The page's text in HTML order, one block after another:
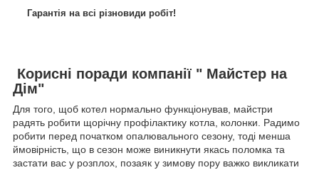
Гарантія на всі різновиди робіт!
Корисні поради компанії " Майстер на
Дім"
Для того, щоб котел нормально функціонував, майстри
радять робити щорічну профілактику котла, колонки. Радимо
робити перед початком опалювального сезону, тоді менша
ймовірність, що в сезон може виникнути якась поломка та
застати вас у розплох, позаяк у зимову пору важко викликати